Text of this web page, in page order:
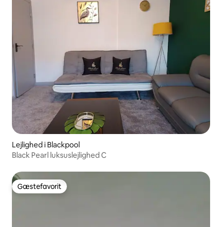
Lejlighed i Blackpool
Black Pearl luksuslejlighed C
Gæstefavorit
Gæstefavorit